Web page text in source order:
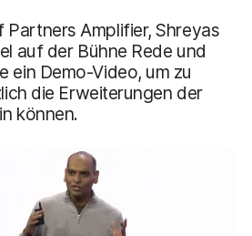
Partners Amplifier, Shreyas
auf der Bühne Rede und
ein Demo-Video, um zu
die Erweiterungen der
können.